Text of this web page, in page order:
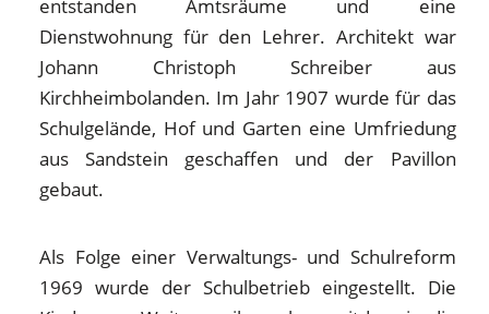
entstanden Amtsräume und eine
Dienstwohnung für den Lehrer. Architekt war
Johann Christoph Schreiber aus
Kirchheimbolanden. Im Jahr 1907 wurde für das
Schulgelände, Hof und Garten eine Umfriedung
aus Sandstein geschaffen und der Pavillon
gebaut.
Als Folge einer Verwaltungs- und Schulreform
1969 wurde der Schulbetrieb eingestellt. Die